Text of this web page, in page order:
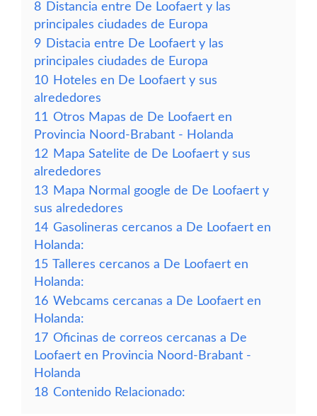
8 Distancia entre De Loofaert y las
principales ciudades de Europa
9 Distacia entre De Loofaert y las
principales ciudades de Europa
10 Hoteles en De Loofaert y sus
alrededores
11 Otros Mapas de De Loofaert en
Provincia Noord-Brabant - Holanda
12 Mapa Satelite de De Loofaert y sus
alrededores
13 Mapa Normal google de De Loofaert y
sus alrededores
14 Gasolineras cercanos a De Loofaert en
Holanda:
15 Talleres cercanos a De Loofaert en
Holanda:
16 Webcams cercanas a De Loofaert en
Holanda:
17 Oficinas de correos cercanas a De
Loofaert en Provincia Noord-Brabant -
Holanda
18 Contenido Relacionado: